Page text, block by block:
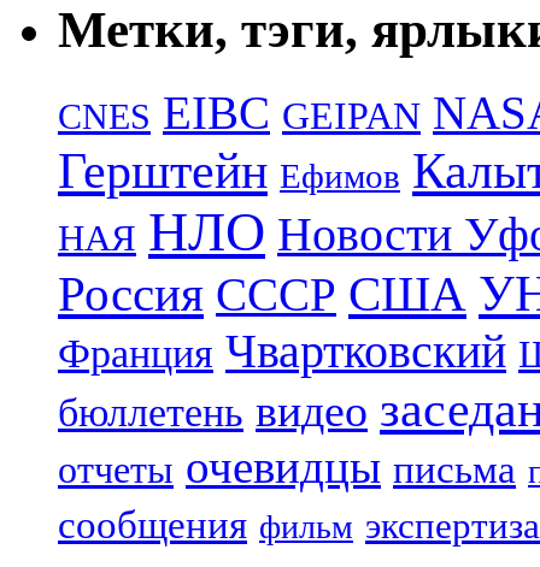
Метки, тэги,
CNES EIBC GEIPAN
Герштейн Ефимов
НАЯ НЛО Новости
Россия СССР США
Франция Чвартковский
бюллетень видео
отчеты очевидцы письма
сообщения фильм экспертиза